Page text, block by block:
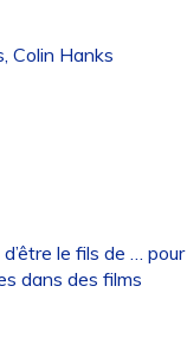
Colin Hanks
le fils de … pour
dans des films